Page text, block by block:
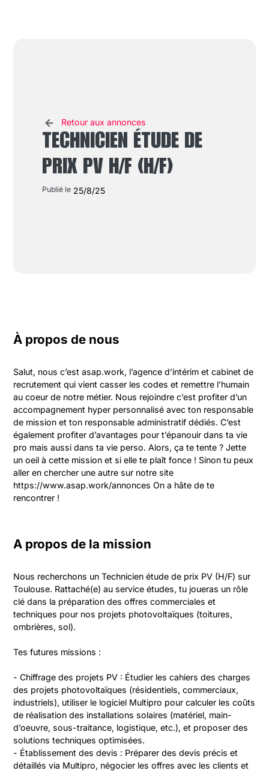
Retour aux annonces
TECHNICIEN ÉTUDE DE
PRIX PV H/F (H/F)
Publié le 25/8/25
À propos de nous
Salut, nous c’est asap.work, l’agence d’intérim et cabinet de
recrutement qui vient casser les codes et remettre l’humain
au coeur de notre métier. Nous rejoindre c’est profiter d’un
accompagnement hyper personnalisé avec ton responsable
de mission et ton responsable administratif dédiés. C’est
également profiter d’avantages pour t’épanouir dans ta vie
pro mais aussi dans ta vie perso. Alors, ça te tente ? Jette
un oeil à cette mission et si elle te plaît fonce ! Sinon tu peux
aller en chercher une autre sur notre site
https://www.asap.work/annonces On a hâte de te
rencontrer !
A propos de la mission
Nous recherchons un Technicien étude de prix PV (H/F) sur
Toulouse. Rattaché(e) au service études, tu joueras un rôle
clé dans la préparation des offres commerciales et
techniques pour nos projets photovoltaïques (toitures,
ombrières, sol).
Tes futures missions :
- Chiffrage des projets PV : Étudier les cahiers des charges
des projets photovoltaïques (résidentiels, commerciaux,
industriels), utiliser le logiciel Multipro pour calculer les coûts
de réalisation des installations solaires (matériel, main-
d’oeuvre, sous-traitance, logistique, etc.), et proposer des
solutions techniques optimisées.
- Établissement des devis : Préparer des devis précis et
détaillés via Multipro, négocier les offres avec les clients et